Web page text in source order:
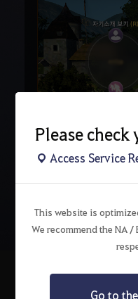
Please
Access Service
This website is
We recommend the NA
Go to
검